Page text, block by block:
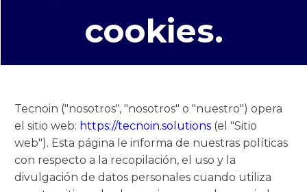
cookies.
Tecnoin ("nosotros", "nosotros" o "nuestro") opera
el sitio web: https://tecnoin.solutions (el "Sitio
web"). Esta página le informa de nuestras políticas
con respecto a la recopilación, el uso y la
divulgación de datos personales cuando utiliza